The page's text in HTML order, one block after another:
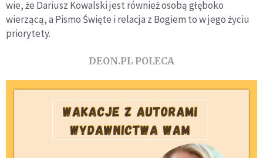
wie, że Dariusz Kowalski jest również osobą głęboko
wierzącą, a Pismo Święte i relacja z Bogiem to w jego życiu
priorytety.
DEON.PL POLECA